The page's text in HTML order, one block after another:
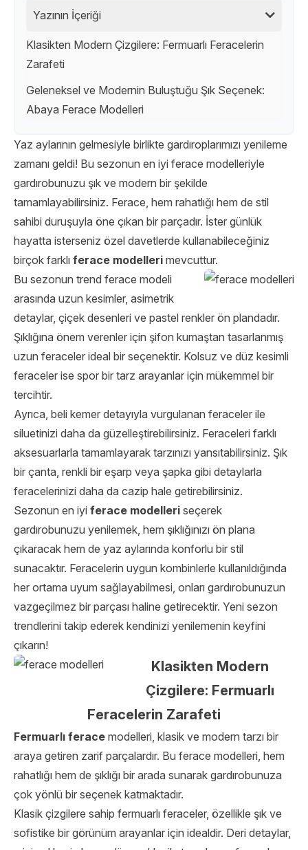
Yazının İçeriği
Klasikten Modern Çizgilere: Fermuarlı Feracelerin
Zarafeti
Geleneksel ve Modernin Buluştuğu Şık Seçenek:
Abaya Ferace Modelleri
Yaz aylarının gelmesiyle birlikte gardıroplarımızı yenileme
zamanı geldi! Bu sezonun en iyi ferace modelleriyle
gardırobunuzu şık ve modern bir şekilde
tamamlayabilirsiniz. Ferace, hem rahatlığı hem de stil
sahibi duruşuyla öne çıkan bir parçadır. İster günlük
hayatta isterseniz özel davetlerde kullanabileceğiniz
birçok farklı ferace modelleri mevcuttur.
Bu sezonun trend ferace modeli
arasında uzun kesimler, asimetrik
detaylar, çiçek desenleri ve pastel renkler ön plandadır.
Şıklığına önem verenler için şifon kumaştan tasarlanmış
uzun feraceler ideal bir seçenektir. Kolsuz ve düz kesimli
feraceler ise spor bir tarz arayanlar için mükemmel bir
tercihtir.
Ayrıca, beli kemer detayıyla vurgulanan feraceler ile
siluetinizi daha da güzelleştirebilirsiniz. Feraceleri farklı
aksesuarlarla tamamlayarak tarzınızı yansıtabilirsiniz. Şık
bir çanta, renkli bir eşarp veya şapka gibi detaylarla
feracelerinizi daha da cazip hale getirebilirsiniz.
Sezonun en iyi ferace modelleri seçerek
gardırobunuzu yenilemek, hem şıklığınızı ön plana
çıkaracak hem de yaz aylarında konforlu bir stil
sunacaktır. Feracelerin uygun kombinlerle kullanıldığında
her ortama uyum sağlayabilmesi, onları gardırobunuzun
vazgeçilmez bir parçası haline getirecektir. Yeni sezon
trendlerini takip ederek kendinizi yenilemenin keyfini
çıkarın!
Klasikten Modern
Çizgilere: Fermuarlı
Feracelerin Zarafeti
Fermuarlı ferace modelleri, klasik ve modern tarzı bir
araya getiren zarif parçalardır. Bu ferace modelleri, hem
rahatlığı hem de şıklığı bir arada sunarak gardırobunuza
çok yönlü bir seçenek katmaktadır.
Klasik çizgilere sahip fermuarlı feraceler, özellikle şık ve
sofistike bir görünüm arayanlar için idealdir. Deri detaylar,